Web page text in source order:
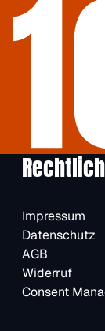
Impressum
Datenschutz
AGB
Widerruf
Consent